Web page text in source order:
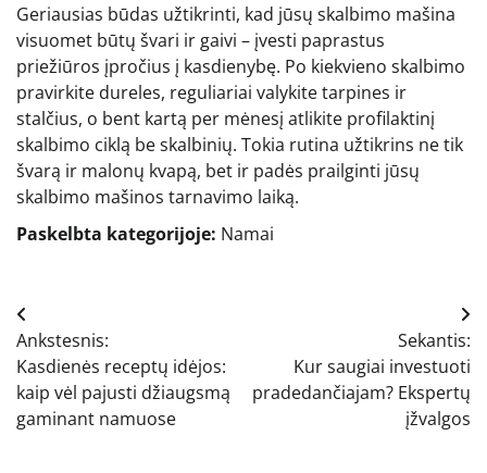
Geriausias būdas užtikrinti, kad jūsų skalbimo mašina
visuomet būtų švari ir gaivi – įvesti paprastus
priežiūros įpročius į kasdienybę. Po kiekvieno skalbimo
pravirkite dureles, reguliariai valykite tarpines ir
stalčius, o bent kartą per mėnesį atlikite profilaktinį
skalbimo ciklą be skalbinių. Tokia rutina užtikrins ne tik
švarą ir malonų kvapą, bet ir padės prailginti jūsų
skalbimo mašinos tarnavimo laiką.
Paskelbta kategorijoje: Namai
Navigacija
tarp
įrašų
Ankstesnis:
Kasdienės receptų idėjos:
kaip vėl pajusti džiaugsmą
gaminant namuose
Sekantis:
Kur saugiai investuoti
pradedančiajam? Ekspertų
įžvalgos